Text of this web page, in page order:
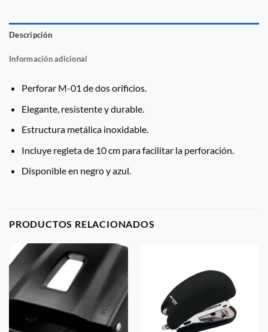
Descripción
Información adicional
Perforar M-01 de dos orificios.
Elegante, resistente y durable.
Estructura metálica inoxidable.
Incluye regleta de 10 cm para facilitar la perforación.
Disponible en negro y azul.
PRODUCTOS RELACIONADOS